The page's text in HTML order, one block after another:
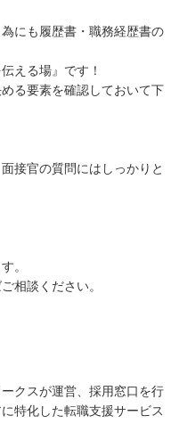
にも履歴書・職務経歴書の
える場』です！
る要素を確認しておいて下
接官の質問にはしっかりと
。
相談ください。
クスが運営、採用窓口を行
特化した転職支援サービス